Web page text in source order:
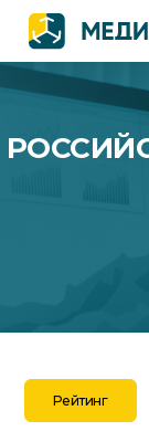
Рейтинг